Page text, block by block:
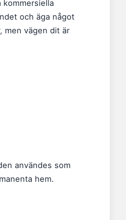
och äga något
men vägen dit är
användes som
hem.